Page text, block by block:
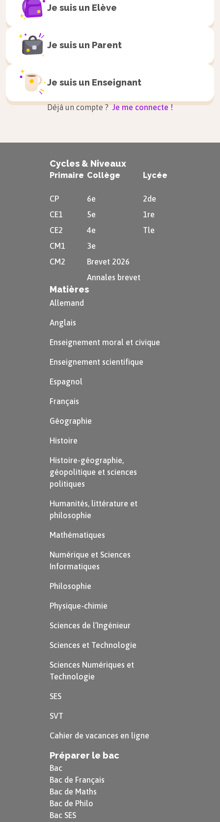
loi des cosinus) où il utilise la trigonométrie
(branche des mathématiques qui traite des
relations entre les distances et les angles dans un
triangle) pour déterminer la longueur d'un côté
autres côtés et du cosinus de l'angle formé par
ces derniers.
Je suis un Elève
Je suis un Parent
Je suis un Enseignant
Déjà un compte ? Je me connecte !
Cycles & Niveaux
Primaire
CP
CE1
CE2
CM1
CM2
Collège
6e
5e
4e
3e
Brevet 2026
Annales brevet
Lycée
2de
1re
Tle
Matières
Allemand
Anglais
Enseignement moral et civique
Enseignement scientifique
Espagnol
Français
Géographie
Histoire
Histoire-géographie,
géopolitique et sciences
politiques
Humanités, littérature et
philosophie
Mathématiques
Numérique et Sciences
Informatiques
Philosophie
Physique-chimie
Sciences de l’Ingénieur
Sciences et Technologie
Sciences Numériques et
Technologie
SES
SVT
Cahier de vacances en ligne
Préparer le bac
Bac
Bac de Français
Bac de Maths
Bac de Philo
Bac SES